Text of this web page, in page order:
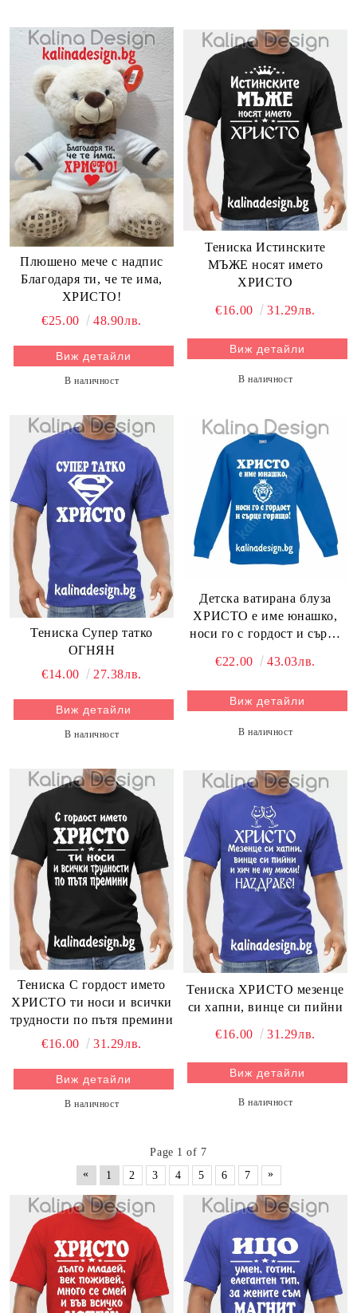
Плюшено мече с надпис
Благодаря ти, че те има,
ХРИСТО!
€25.00
48.90лв.
Виж детайли
В наличност
Тениска Истинските
МЪЖЕ носят името
ХРИСТО
€16.00 31.29лв.
Виж детайли
В наличност
Тениска Супер татко
ОГНЯН
€14.00
27.38лв.
Виж детайли
В наличност
Детска ватирана блуза
ХРИСТО е име юнашко,
носи го с гордост и сърце
€22.00 43.03лв.
Виж детайли
В наличност
Тениска С гордост името
ХРИСТО ти носи и всички
трудности по пътя премини
€16.00
31.29лв.
Виж детайли
В наличност
Тениска ХРИСТО мезенце
си хапни, винце си пийни
€16.00 31.29лв.
Виж детайли
В наличност
Page 1 of 7
«
1 2 3 4 5 6 7 »